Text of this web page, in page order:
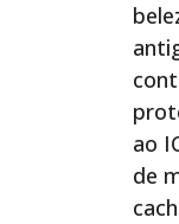
ao
de